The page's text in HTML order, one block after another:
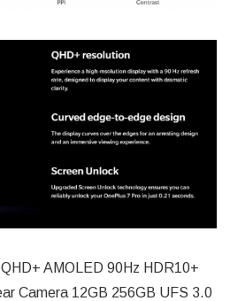
AMOLED 90Hz HDR10+
Camera 12GB 256GB UFS 3.0